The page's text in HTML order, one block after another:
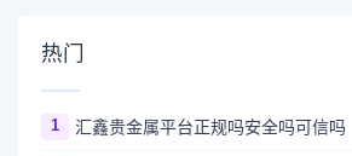
热门
1 汇鑫贵金属平台正规吗安全吗可信吗